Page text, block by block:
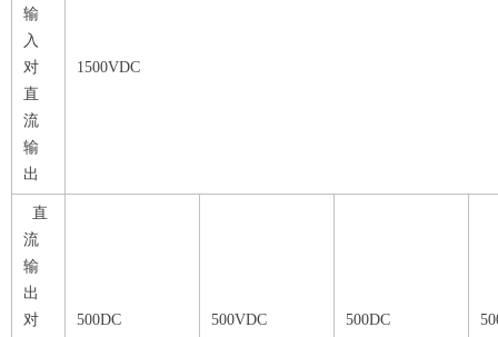
输
入
对
直
流
输
出
1500VDC
直
流
输
出
对
500DC 500VDC 500DC